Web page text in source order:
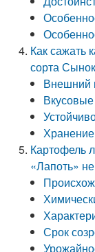
Как сажать
сорта Сынок
Внешний
Вкусовые
Хранение
Картофель
«Лапоть»
Срок